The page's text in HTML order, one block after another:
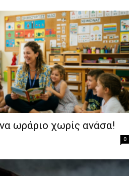
ωράριο χωρίς ανάσα!
0